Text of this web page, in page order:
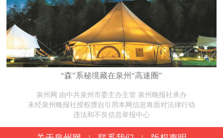
“森”系秘境藏在泉州“高速圈”
泉州网 由中共泉州市委主办主管 泉州晚报社承办
未经泉州晚报社授权擅自引用本网信息将面对法律行动
违法和不良信息举报中心